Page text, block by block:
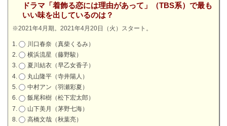
ドラマ「着飾る恋には理由があって」（TBS系）で最も
いい味を出しているのは？
※2021年4月期。2021年4月20日（火）スタート。
川口春奈（真柴くるみ）
横浜流星（藤野駿）
夏川結衣（早乙女香子）
丸山隆平（寺井陽人）
中村アン（羽瀬彩夏）
飯尾和樹（松下宏太郎）
山下美月（茅野七海）
高橋文哉（秋葉亮）